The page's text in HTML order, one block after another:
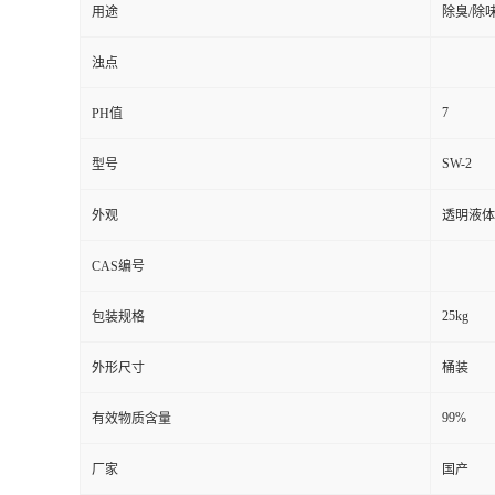
用途 除臭/除
浊点
PH值 7
型号 SW-2
外观 透明液体
CAS编号
包装规格 25kg
外形尺寸 桶装
有效物质含量 99%
厂家 国产